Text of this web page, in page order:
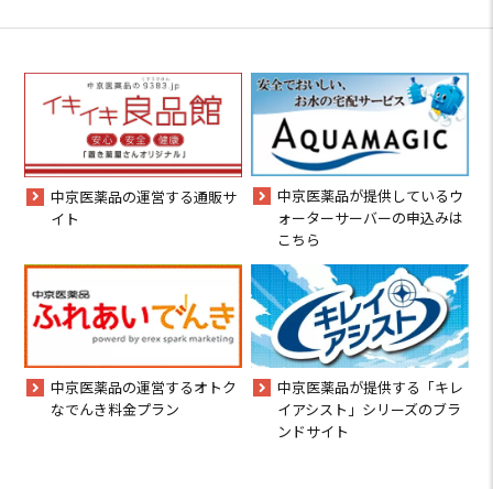
中京医薬品の運営する通販サ
イト
中京医薬品が提供しているウ
ォーターサーバーの申込みは
こちら
中京医薬品の運営するオトク
なでんき料金プラン
中京医薬品が提供する「キレ
イアシスト」シリーズのブラ
ンドサイト